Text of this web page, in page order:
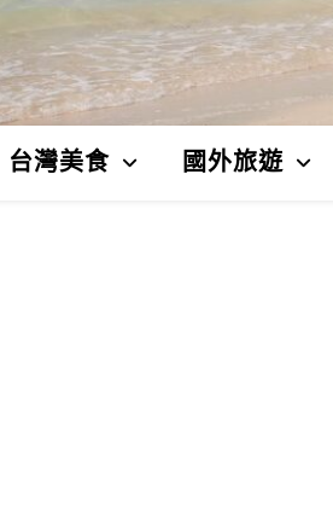
台灣美食 國外旅遊